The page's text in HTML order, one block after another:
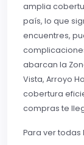
amplia
país, lo que
encuentres,
abarcan la
Vista, Arroyo
cobertura
compras te
Para ver